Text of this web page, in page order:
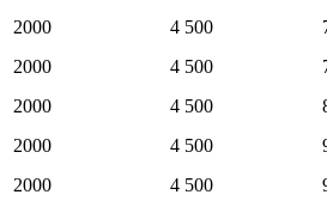
2000 4 500
2000 4 500
2000 4 500
2000 4 500
2000 4 500